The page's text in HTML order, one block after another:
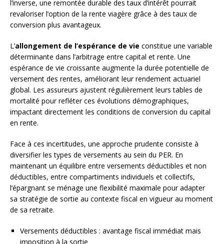
l’inverse, une remontée durable des taux d’intérêt pourrait
revaloriser l’option de la rente viagère grâce à des taux de
conversion plus avantageux.
L’allongement de l’espérance de vie constitue une variable
déterminante dans l’arbitrage entre capital et rente. Une
espérance de vie croissante augmente la durée potentielle de
versement des rentes, améliorant leur rendement actuariel
global. Les assureurs ajustent régulièrement leurs tables de
mortalité pour refléter ces évolutions démographiques,
impactant directement les conditions de conversion du capital
en rente.
Face à ces incertitudes, une approche prudente consiste à
diversifier les types de versements au sein du PER. En
maintenant un équilibre entre versements déductibles et non
déductibles, entre compartiments individuels et collectifs,
l’épargnant se ménage une flexibilité maximale pour adapter
sa stratégie de sortie au contexte fiscal en vigueur au moment
de sa retraite.
Versements déductibles : avantage fiscal immédiat mais
imposition à la sortie